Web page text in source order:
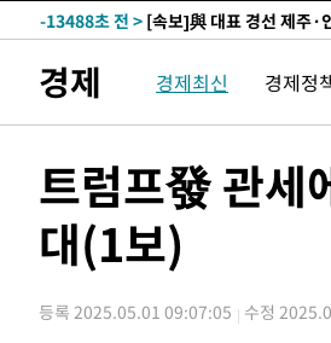
청래 44.56%
-13488초 전 > [속보]與 대표 경선 제주
것"
-12957초 전 >
[속보]與 당대표 경선, 제
-6731초 전 >낮 최고 35도 '무더위'…동
레티코 이적"
-5783초 전 >수도권 40도 육박 '펄펄'…
-4752초 전 >온열질환 사망자 3명 늘어…
21분 전 >강릉에 시간당 81.4㎜ 물폭탄…
2시간 전 >선재도서 해루질 나섰다 실종
경제 경제최신 경제정
트럼프發 관
대(1보)
등록 2025.05.01 09:07:05 수정